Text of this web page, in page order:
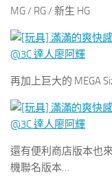
MG / RG / 新生 HG
再加上巨大的 MEGA
還有便利商店版本也
機聯名版本…